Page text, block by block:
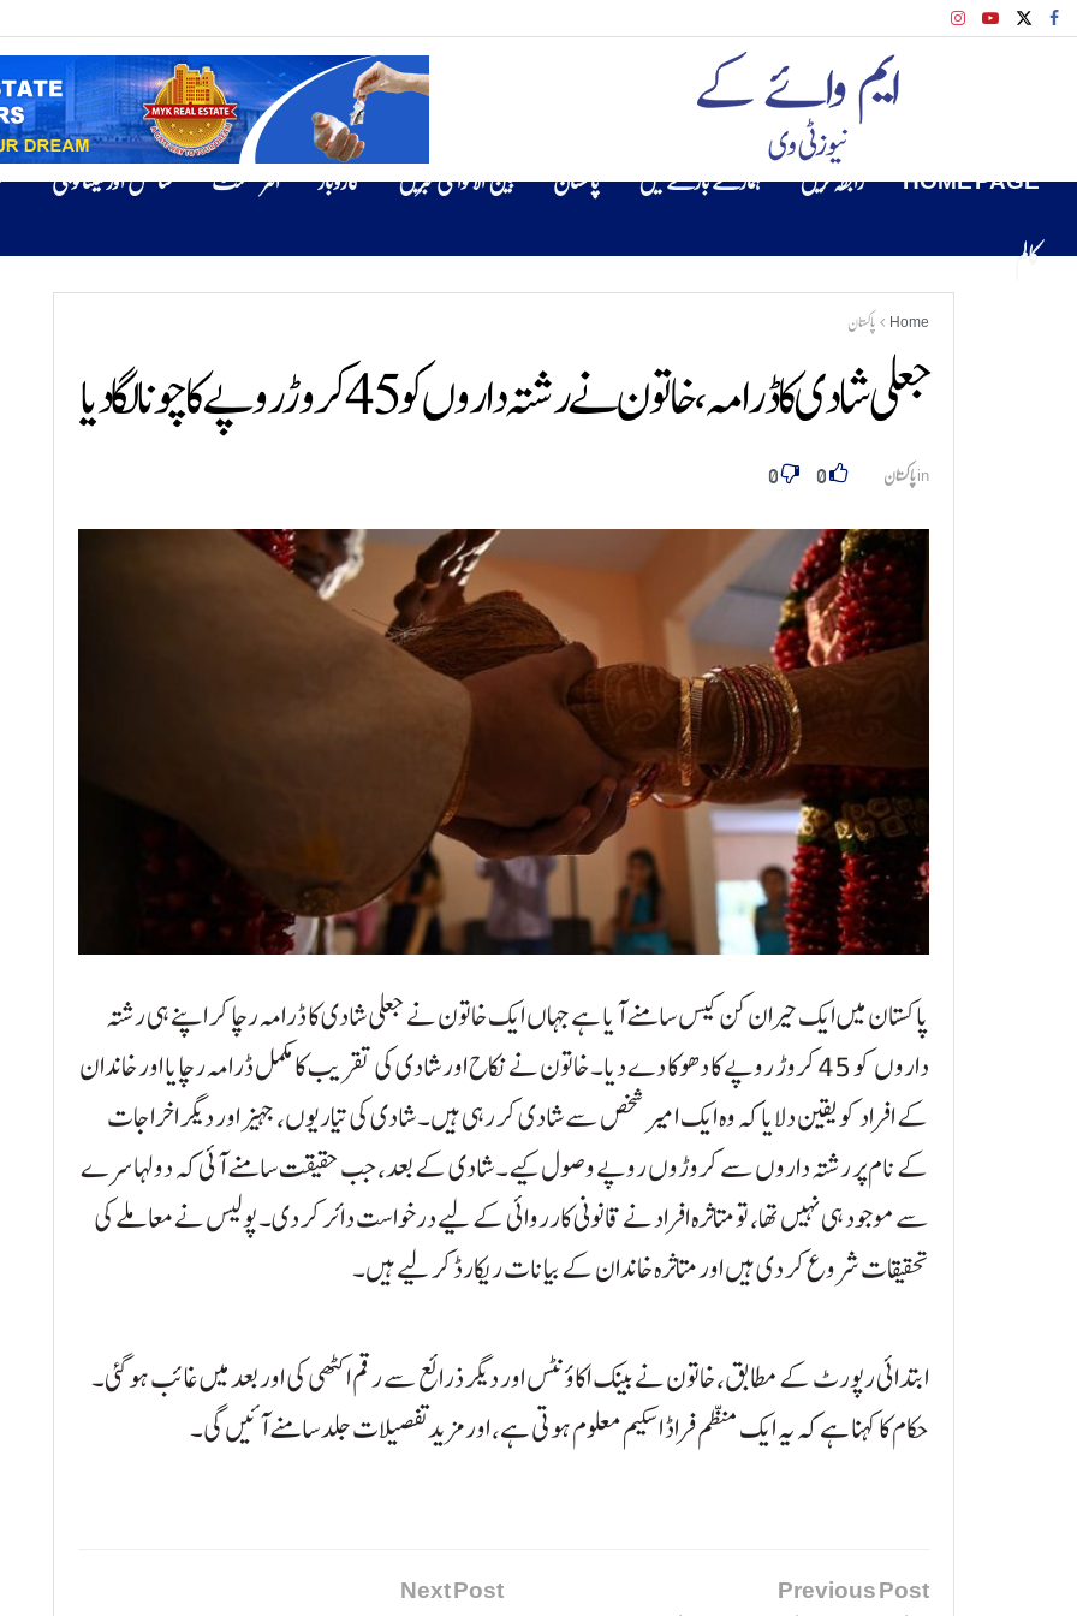
HOME PAGE رابطہ کریں ہمارے بارے میں پاکستان بین الاقوامی خبریں کاروبار انٹرٹینمنٹ سائنس اور ٹیکنالوجی
کالم
Home پاکستان
جعلی شادی کا ڈرامہ، خاتون نے رشتہ داروں کو 45 کروڑ روپے کا چونا لگا دیا
inپاکستان 0
0
پاکستان میں ایک حیران کن کیس سامنے آیا ہے جہاں ایک خاتون نے جعلی شادی کا ڈرامہ رچا کر اپنے ہی رشتہ
داروں کو 45 کروڑ روپے کا دھوکا دے دیا۔ خاتون نے نکاح اور شادی کی تقریب کا مکمل ڈرامہ رچایا اور خاندان
کے افراد کو یقین دلایا کہ وہ ایک امیر شخص سے شادی کر رہی ہیں۔ شادی کی تیاریوں، جہیز اور دیگر اخراجات
کے نام پر رشتہ داروں سے کروڑوں روپے وصول کیے۔ شادی کے بعد، جب حقیقت سامنے آئی کہ دولہا سرے
سے موجود ہی نہیں تھا، تو متاثرہ افراد نے قانونی کارروائی کے لیے درخواست دائر کر دی۔ پولیس نے معاملے کی
تحقیقات شروع کر دی ہیں اور متاثرہ خاندان کے بیانات ریکارڈ کر لیے ہیں۔
ابتدائی رپورٹ کے مطابق، خاتون نے بینک اکاؤنٹس اور دیگر ذرائع سے رقم اکٹھی کی اور بعد میں غائب ہو گئی۔
حکام کا کہنا ہے کہ یہ ایک منظم فراڈ اسکیم معلوم ہوتی ہے، اور مزید تفصیلات جلد سامنے آئیں گی۔
Previous Post
Next Post